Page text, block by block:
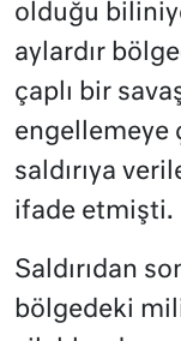
olduğu
aylardır
çaplı bir
engellemeye
saldırıya
ifade etmişti.
Saldırıdan
bölgedeki